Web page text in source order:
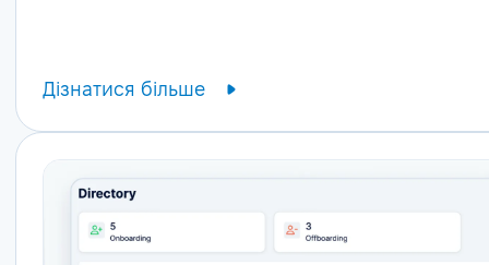
Дізнатися більше